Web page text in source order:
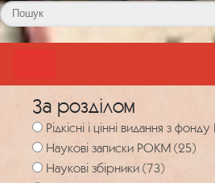
За розділом
Рідкісні і цінні видання з
Наукові записки РОКМ (25)
Наукові збірники (73)